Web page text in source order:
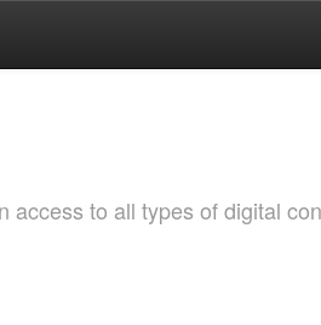
to all types of digital